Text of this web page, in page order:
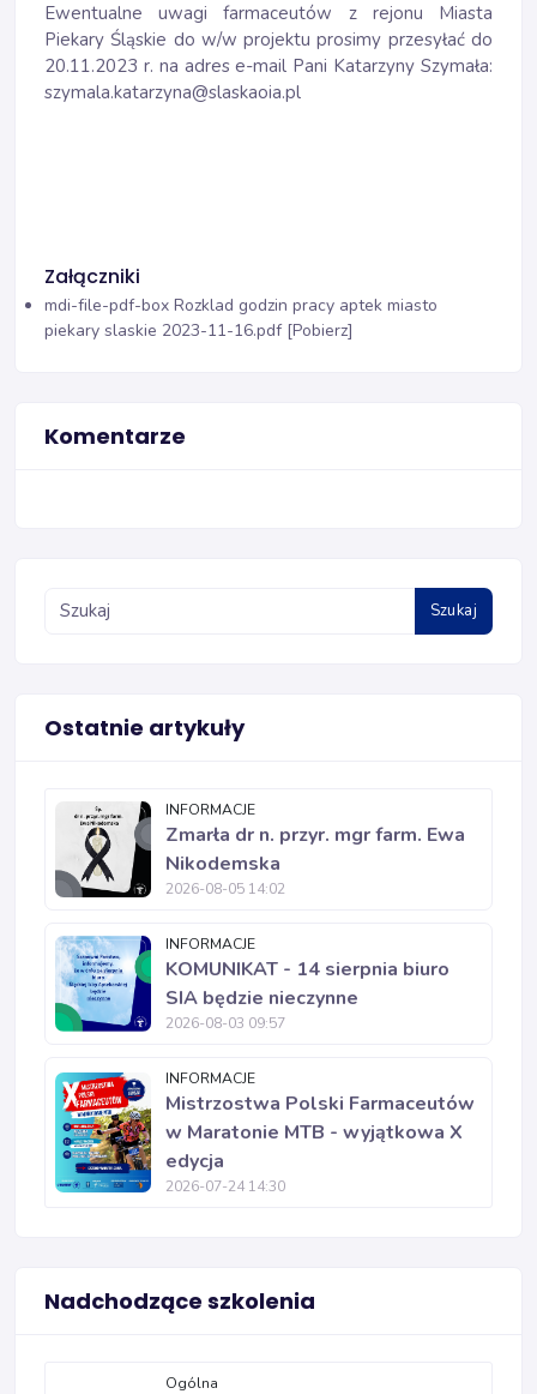
Ewentualne uwagi farmaceutów z rejonu Miasta
Piekary Śląskie do w/w projektu prosimy przesyłać do
20.11.2023 r. na adres e-mail Pani Katarzyny Szymała:
szymala.katarzyna@slaskaoia.pl
Załączniki
mdi-file-pdf-box Rozklad godzin pracy aptek miasto
piekary slaskie 2023-11-16.pdf [Pobierz]
Komentarze
Szukaj
Ostatnie artykuły
INFORMACJE
Zmarła dr n. przyr. mgr farm. Ewa
Nikodemska
2026-08-05 14:02
INFORMACJE
KOMUNIKAT - 14 sierpnia biuro
SIA będzie nieczynne
2026-08-03 09:57
INFORMACJE
Mistrzostwa Polski Farmaceutów
w Maratonie MTB - wyjątkowa X
edycja
2026-07-24 14:30
Nadchodzące szkolenia
Ogólna